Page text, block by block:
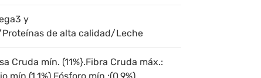
y
de alta calidad/Leche
Cruda mín. (11%}.Fibra Cruda máx.:
mín.(1.1%).Fósforo mín.:(0.9%)